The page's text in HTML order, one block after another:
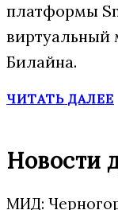
платформы
виртуальный
Билайна.
ЧИТАТЬ ДАЛЕЕ
Новости
МИД: